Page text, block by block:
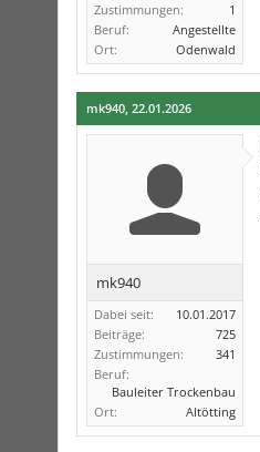
Zustimmungen:
1
Beruf:
Angestellte
Ort:
Odenwald
mk940, 22.01.2026
mk940
Dabei seit:
10.01.2017
Beiträge:
725
Zustimmungen:
341
Beruf:
Bauleiter Trockenbau
Ort:
Altötting